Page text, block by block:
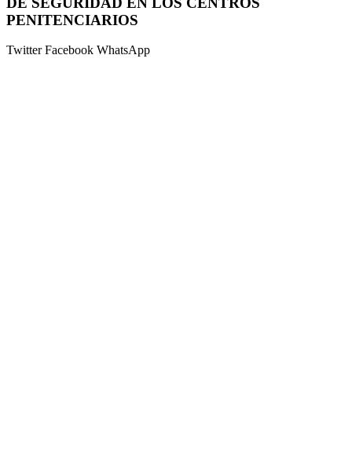
PENITENCIARIOS
TwitterFacebook WhatsApp